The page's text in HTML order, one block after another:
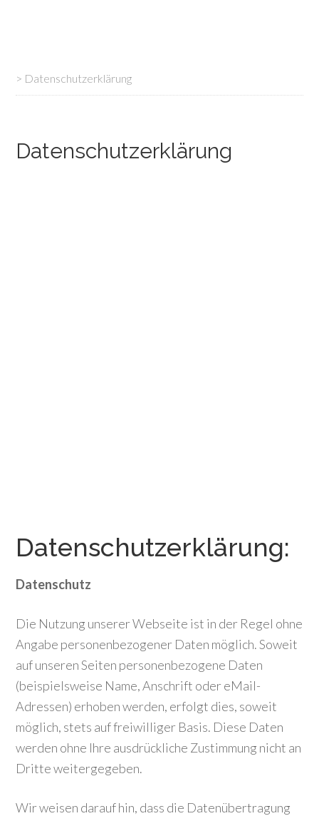
> Datenschutzerklärung
Datenschutzerklärung
Datenschutzerklärung:
Datenschutz
Die Nutzung unserer Webseite ist in der Regel ohne
Angabe personenbezogener Daten möglich. Soweit
auf unseren Seiten personenbezogene Daten
(beispielsweise Name, Anschrift oder eMail-
Adressen) erhoben werden, erfolgt dies, soweit
möglich, stets auf freiwilliger Basis. Diese Daten
werden ohne Ihre ausdrückliche Zustimmung nicht an
Dritte weitergegeben.
Wir weisen darauf hin, dass die Datenübertragung